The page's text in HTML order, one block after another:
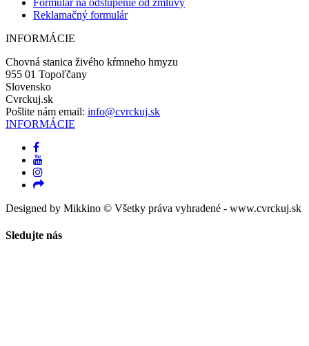
Reklamačný formulár
INFORMÁCIE
Chovná stanica živého kŕmneho hmyzu
955 01 Topoľčany
Slovensko
Cvrckuj.sk
Pošlite nám email: info@cvrckuj.sk
INFORMÁCIE
Designed by Mikkino © Všetky práva vyhradené - www.cvrckuj.sk
Sledujte nás